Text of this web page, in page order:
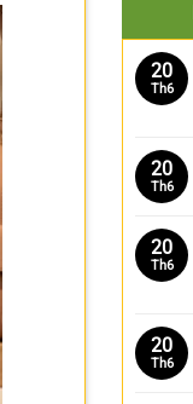
20
Th6
20
Th6
20
Th6
20
Th6